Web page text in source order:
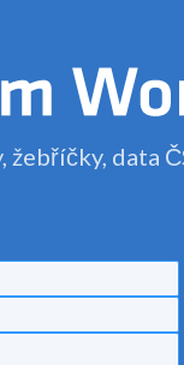
žebříčky, data